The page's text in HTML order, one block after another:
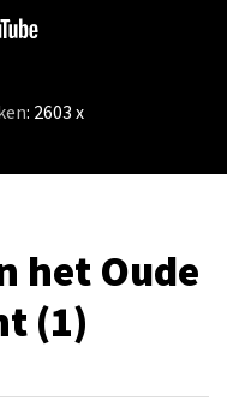
: 2603 x
het Oude
(1)